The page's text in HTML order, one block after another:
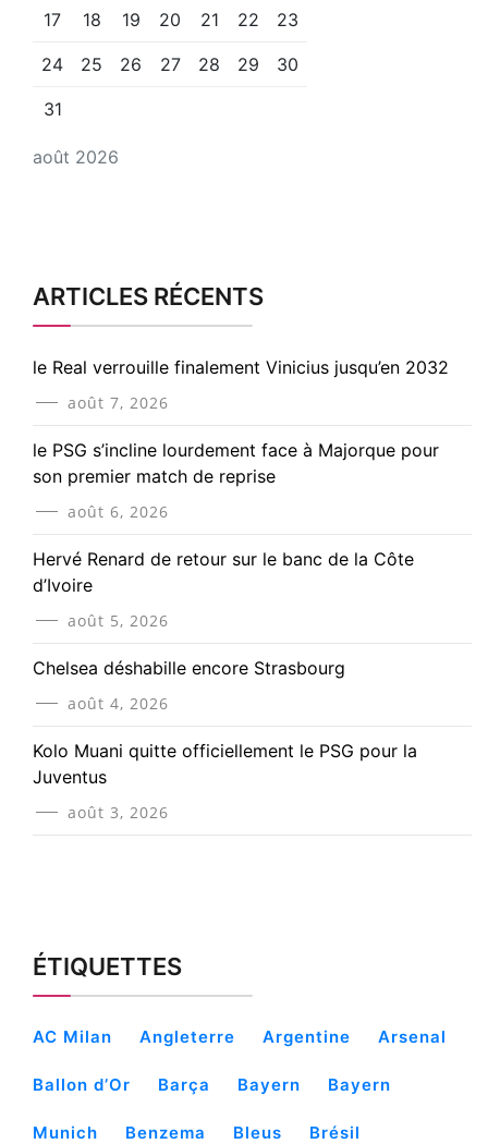
août 2026
17 18 19 20 21 22 23
24 25 26 27 28 29 30
31
ARTICLES RÉCENTS
le Real verrouille finalement Vinicius jusqu’en 2032
août 7, 2026
le PSG s’incline lourdement face à Majorque pour
son premier match de reprise
août 6, 2026
Hervé Renard de retour sur le banc de la Côte
d’Ivoire
août 5, 2026
Chelsea déshabille encore Strasbourg
août 4, 2026
Kolo Muani quitte officiellement le PSG pour la
Juventus
août 3, 2026
ÉTIQUETTES
AC Milan Angleterre Argentine Arsenal
Ballon d’Or Barça Bayern Bayern
Munich Benzema Bleus Brésil